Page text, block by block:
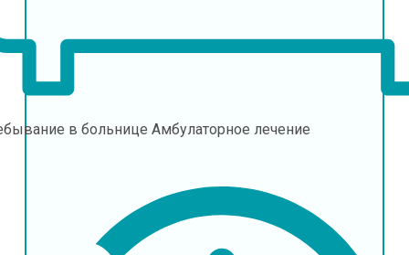
в больнице Амбулаторное лечение